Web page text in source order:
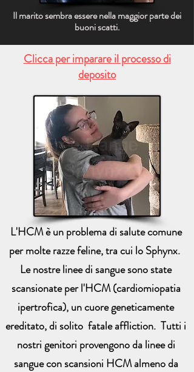
Il marito sembra essere nella maggior parte dei
buoni scatti.
Clicca per imparare il processo di
deposito
L'HCM è un problema di salute comune
per molte razze feline, tra cui lo Sphynx.
Le nostre linee di sangue sono state
scansionate per l'HCM (cardiomiopatia
ipertrofica), un cuore geneticamente
ereditato, di solito fatale affliction. Tutti i
nostri genitori provengono da linee di
sangue con scansioni HCM almeno da